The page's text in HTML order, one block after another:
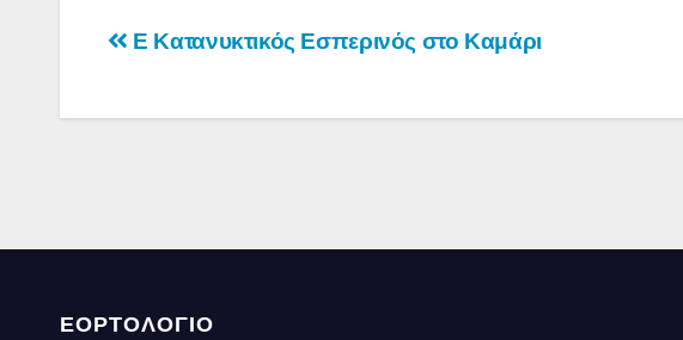
Πλοήγηση
Ε Κατανυκτικός Εσπερινός στο Καμάρι
ΕΟΡΤΟΛΟΓΙΟ